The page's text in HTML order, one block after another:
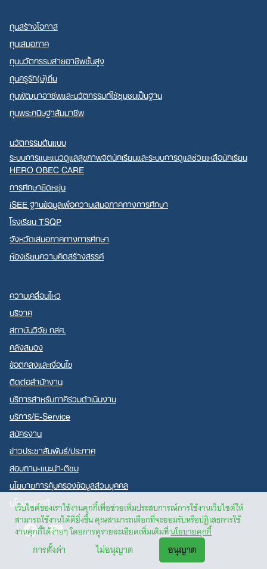
เว็บไซต์ของเราใช้งานคุกกี้เพื่อช่วยเพิ่มประสบการณ์การใช้งานเว็บไซต์ให้
สามารถใช้งานได้ดียิ่งขึ้น คุณสามารถเลือกที่จะยอมรับหรือปฏิเสธการใช้
งานคุกกี้ได้ง่ายๆ โดยการดูรายละเอียดเพิ่มเติมที่นโยบายคุกกี้
การตั้งค่า ไม่อนุญาต อนุญาต
ทุนสร้างโอกาส
ทุนเสมอภาค
ทุนนวัตกรรมสายอาชีพชั้นสูง
ทุนครูรัก(ษ์)ถิ่น
ทุนพัฒนาอาชีพและนวัตกรรมที่ใช้ชุมชนเป็นฐาน
ทุนพระกนิษฐาสัมมาชีพ
นวัตกรรมต้นแบบ
ระบบการแนะแนวดูแลสุขภาพจิตนักเรียนและระบบการดูแลช่วยเหลือนักเรียน
HERO OBEC CARE
การศึกษายืดหยุ่น
iSEE ฐานข้อมูลเพื่อความเสมอภาคทางการศึกษา
โรงเรียน TSQP
จังหวัดเสมอภาคทางการศึกษา
ห้องเรียนความคิดสร้างสรรค์
ความเคลื่อนไหว
บริจาค
สถาบันวิจัย กสศ.
คลังสมอง
ข้อตกลงและเงื่อนไข
ติดต่อสำนักงาน
บริการสำหรับภาคีร่วมดำเนินงาน
บริการ/E-Service
สมัครงาน
ข่าวประชาสัมพันธ์/ประกาศ
สอบถาม-แนะนำ-ติชม
นโยบายการคุ้มครองข้อมูลส่วนบุคคล
นโยบายคุกกี้
FacebookYoutube